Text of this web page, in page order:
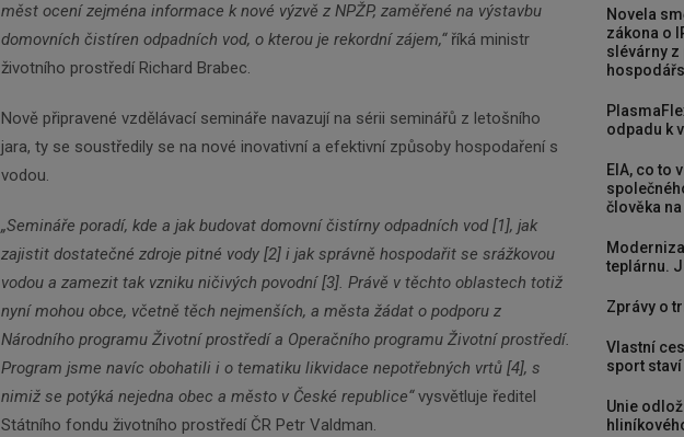
měst ocení zejména informace k nové výzvě z NPŽP, zaměřené na výstavbu
domovních čistíren odpadních vod, o kterou je rekordní zájem,“říká ministr
životního prostředí Richard Brabec.
Nově připravené vzdělávací semináře navazují na sérii seminářů z letošního
jara, ty se soustředily se na nové inovativní a efektivní způsoby hospodaření s
vodou.
„Semináře poradí, kde a jak budovat domovní čistírny odpadních vod [1], jak
zajistit dostatečné zdroje pitné vody [2] i jak správně hospodařit se srážkovou
vodou a zamezit tak vzniku ničivých povodní [3]. Právě v těchto oblastech totiž
nyní mohou obce, včetně těch nejmenších, a města žádat o podporu z
Národního programu Životní prostředí a Operačního programu Životní prostředí.
Program jsme navíc obohatili i o tematiku likvidace nepotřebných vrtů [4], s
nimiž se potýká nejedna obec a město v České republice“vysvětluje ředitel
Státního fondu životního prostředí ČR Petr Valdman.
Novela
zákona o
slévárny
odpadu k
EIA, co to
člověka
teplárnu.
Zprávy o
Vlastní
sport staví
Unie